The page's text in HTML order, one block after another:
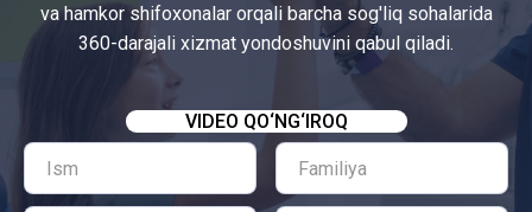
va hamkor shifoxonalar orqali barcha sog'liq sohalarida
360-darajali xizmat yondoshuvini qabul qiladi.
VIDEO QO‘NG‘IROQ